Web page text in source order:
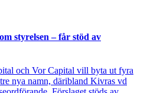
styrelsen – får stöd av
och Vor Capital vill byta ut fyra
nya namn, däribland Kivras vd